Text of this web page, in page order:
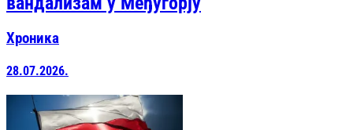
Хроника
28.07.2026.